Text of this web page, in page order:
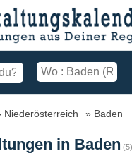
Niederösterreich Baden
in Baden (5)